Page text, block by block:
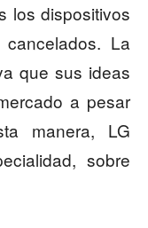
los dispositivos
La
que sus ideas
a pesar
manera, LG
sobre